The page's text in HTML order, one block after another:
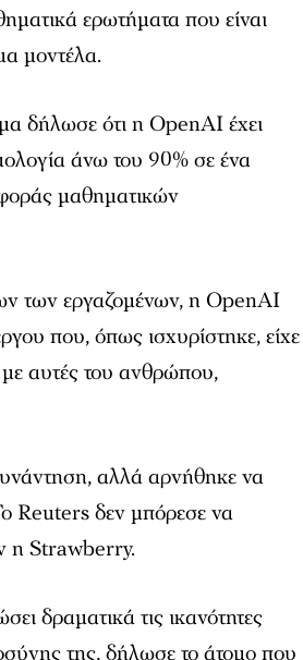
ερωτήματα που είναι
μοντέλα.
δήλωσε ότι η OpenAI έχει
άνω του 90% σε ένα
μαθηματικών
των εργαζομένων, η OpenAI
που, όπως ισχυρίστηκε, είχε
αυτές του ανθρώπου,
αλλά αρνήθηκε να
Reuters δεν μπόρεσε να
η Strawberry.
δραματικά τις ικανότητες
της, δήλωσε το άτομο που